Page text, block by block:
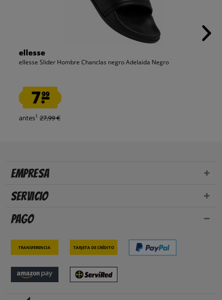
ellesse
ellesse Slider Hombre Chanclas negro Adelaida Negro
7.99
antes1 27,99 €
Empresa
Servicio
Pago
Transferencia Tarjeta de crédito